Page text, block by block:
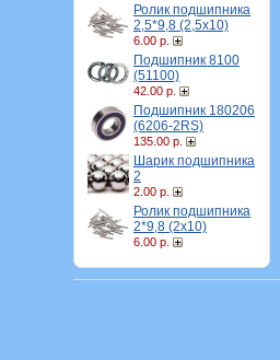
Ролик подшипника
2,5*9,8 (2,5х10)
6.00 р.
Подшипник 8100
(51100)
42.00 р.
Подшипник 180206
(6206-2RS)
135.00 р.
Шарик подшипника
2
2.00 р.
Ролик подшипника
2*9,8 (2х10)
6.00 р.